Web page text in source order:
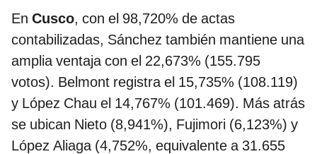
En Cusco, con el 98,720% de actas
contabilizadas, Sánchez también mantiene una
amplia ventaja con el 22,673% (155.795
votos). Belmont registra el 15,735% (108.119)
y López Chau el 14,767% (101.469). Más atrás
se ubican Nieto (8,941%), Fujimori (6,123%) y
López Aliaga (4,752%, equivalente a 31.655